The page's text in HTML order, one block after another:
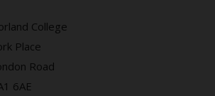
College
Place
Road
6AE